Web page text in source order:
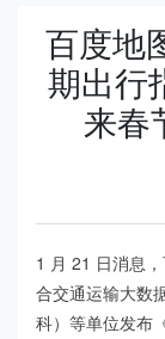
百度地
期出行
来春
1 月 21 日消息
合交通运输大数
科）等单位发布